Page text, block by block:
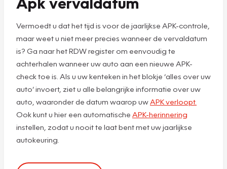
Vermoedt u dat het tijd is voor de jaarlijkse APK-controle,
maar weet u niet meer precies wanneer de vervaldatum
is? Ga naar het RDW register om eenvoudig te
achterhalen wanneer uw auto aan een nieuwe APK-
check toe is. Als u uw kenteken in het blokje ‘alles over uw
auto’ invoert, ziet u alle belangrijke informatie over uw
auto, waaronder de datum waarop uwAPK verloopt.
Ook kunt u hier een automatische APK-herinnering
instellen, zodat u nooit te laat bent met uw jaarlijkse
autokeuring.